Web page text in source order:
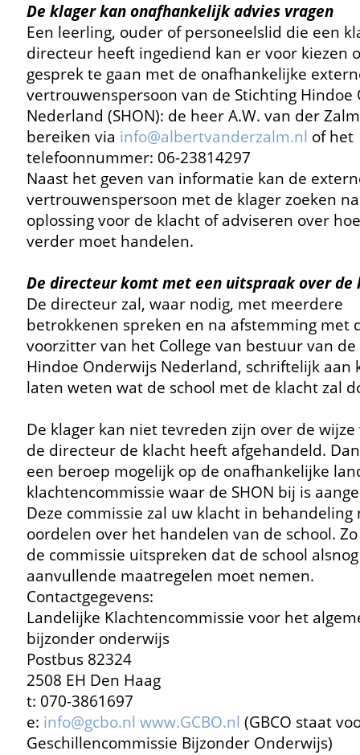
De klager kan onafhankelijk advies vragen
Een leerling, ouder of personeelslid die een
directeur heeft ingediend kan er voor kiezen
gesprek te gaan met de onafhankelijke
vertrouwenspersoon van de Stichting Hindoe
Nederland (SHON): de heer A.W. van der
bereiken via info@albertvanderzalm.nl of het
telefoonnummer: 06-23814297
Naast het geven van informatie kan de
vertrouwenspersoon met de klager zoeken
oplossing voor de klacht of adviseren over
verder moet handelen.
De directeur komt met een uitspraak over de
De directeur zal, waar nodig, met meerdere
betrokkenen spreken en na afstemming met
voorzitter van het College van bestuur van
Hindoe Onderwijs Nederland, schriftelijk aan
laten weten wat de school met de klacht zal
De klager kan niet tevreden zijn over de
de directeur de klacht heeft afgehandeld.
een beroep mogelijk op de onafhankelijke
klachtencommissie waar de SHON bij is
Deze commissie zal uw klacht in behandeling
oordelen over het handelen van de school.
de commissie uitspreken dat de school alsnog
aanvullende maatregelen moet nemen.
Contactgegevens:
Landelijke Klachtencommissie voor het
bijzonder onderwijs
Postbus 82324
2508 EH Den Haag
t: 070-3861697
e: info@gcbo.nl www.GCBO.nl (GBCO staat
Geschillencommissie Bijzonder Onderwijs)